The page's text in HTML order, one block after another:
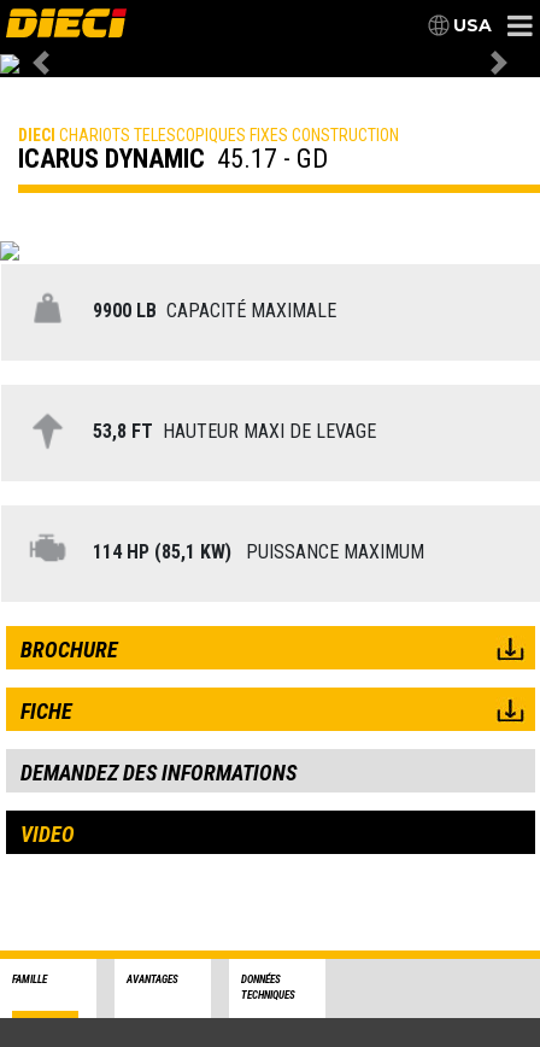
USA
Previous
DIECI CHARIOTS TELESCOPIQUES FIXES CONSTRUCTION
ICARUS DYNAMIC 45.17 - GD
9900 LB CAPACITÉ MAXIMALE
53,8 FT HAUTEUR MAXI DE LEVAGE
114 HP (85,1 KW) PUISSANCE MAXIMUM
BROCHURE
FICHE
DEMANDEZ DES INFORMATIONS
VIDEO
FAMILLE AVANTAGES
DONNÉES
TECHNIQUES